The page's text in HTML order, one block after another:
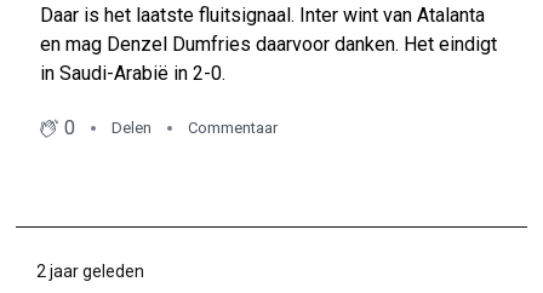
Daar is het laatste fluitsignaal. Inter wint van Atalanta
en mag Denzel Dumfries daarvoor danken. Het eindigt
in Saudi-Arabië in 2-0.
0 Delen Commentaar
2 jaar geleden